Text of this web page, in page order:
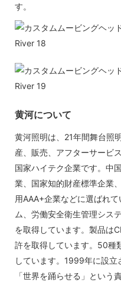
す。
黄河について
黄河照明は、21年間舞台照
産、販売、アフターサービ
国家ハイテク企業です。中
業、国家知的財産標準企業
用AAA+企業などに選ばれ
ム、労働安全衛生管理シス
を取得しています。製品は
許を取得しています。50種
しています。1999年に設立
「世界を踊らせる」という